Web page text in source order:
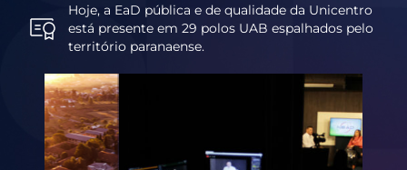
Hoje, a EaD pública e de qualidade da Unicentro
está presente em 29 polos UAB espalhados pelo
território paranaense.